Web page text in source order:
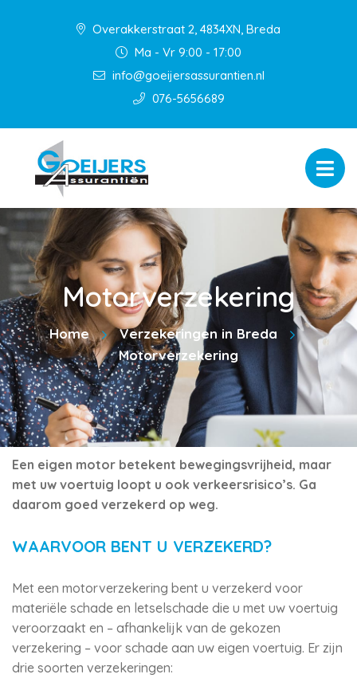
Overakkerstraat 2, 4834XN, Breda
Ma - Vr 9:00 - 17:00
info@goeijersassurantien.nl
076-5656689
Motorverzekering
Home
Verzekeringen in Breda
Motorverzekering
Een eigen motor betekent bewegingsvrijheid, maar
met uw voertuig loopt u ook verkeersrisico’s. Ga
daarom goed verzekerd op weg.
WAARVOOR BENT U VERZEKERD?
Met een motorverzekering bent u verzekerd voor
materiële schade en letselschade die u met uw voertuig
veroorzaakt en – afhankelijk van de gekozen
verzekering – voor schade aan uw eigen voertuig. Er zijn
drie soorten verzekeringen: